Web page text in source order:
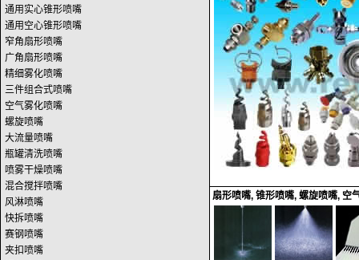
通用实心锥形喷嘴
通用空心锥形喷嘴
窄角扇形喷嘴
广角扇形喷嘴
精细雾化喷嘴
三件组合式喷嘴
空气雾化喷嘴
螺旋喷嘴
大流量喷嘴
瓶罐清洗喷嘴
喷雾干燥喷嘴
混合搅拌喷嘴
风淋喷嘴
快拆喷嘴
赛钢喷嘴
夹扣喷嘴
我们可以在10
天内为您准备样
扇形喷嘴, 锥形喷嘴, 螺旋喷嘴, 空